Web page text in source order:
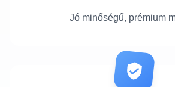
Jó minőségű, prémium